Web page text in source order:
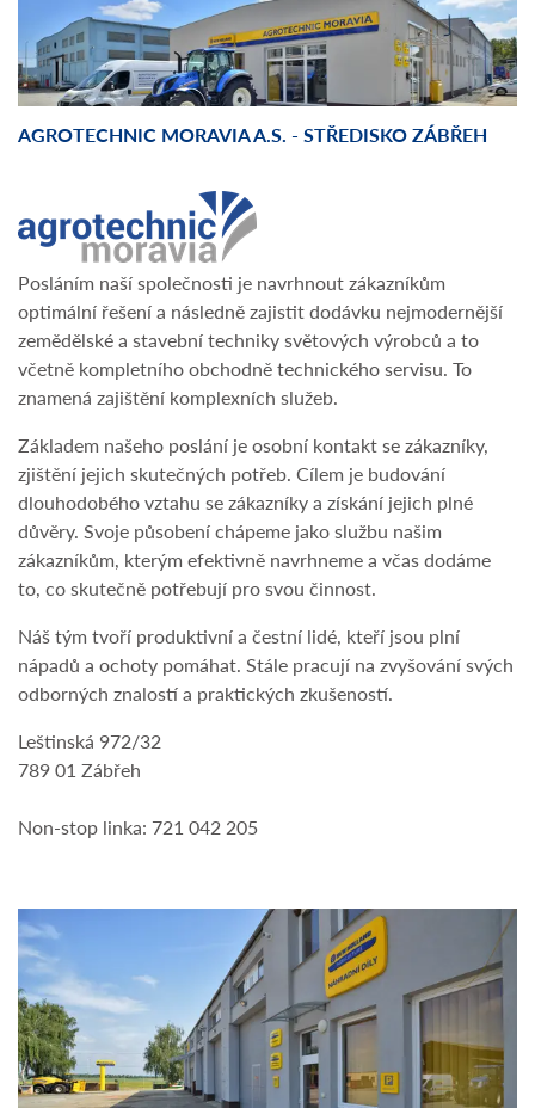
AGROTECHNIC MORAVIA A.S. - STŘEDISKO ZÁBŘEH
Posláním naší společnosti je navrhnout zákazníkům
optimální řešení a následně zajistit dodávku nejmodernější
zemědělské a stavební techniky světových výrobců a to
včetně kompletního obchodně technického servisu. To
znamená zajištění komplexních služeb.
Základem našeho poslání je osobní kontakt se zákazníky,
zjištění jejich skutečných potřeb. Cílem je budování
dlouhodobého vztahu se zákazníky a získání jejich plné
důvěry. Svoje působení chápeme jako službu našim
zákazníkům, kterým efektivně navrhneme a včas dodáme
to, co skutečně potřebují pro svou činnost.
Náš tým tvoří produktivní a čestní lidé, kteří jsou plní
nápadů a ochoty pomáhat. Stále pracují na zvyšování svých
odborných znalostí a praktických zkušeností.
Leštinská 972/32
789 01 Zábřeh
Non-stop linka: 721 042 205